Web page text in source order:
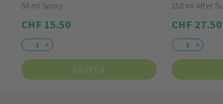
50 ml Spray
CHF 15.50
KAUFEN
150 ml After
CHF 27.50